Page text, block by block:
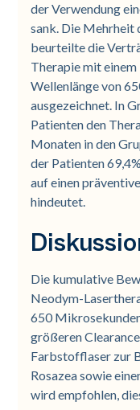
der Verwendung
sank. Die Mehrheit
beurteilte die
Therapie mit
Wellenlänge von
ausgezeichnet. In
Patienten den
Monaten in den
der Patienten
auf einen
hindeutet.
Die kumulative
Neodym-
650
größeren
Farbstofflaser zur
Rosazea sowie
wird empfohlen,